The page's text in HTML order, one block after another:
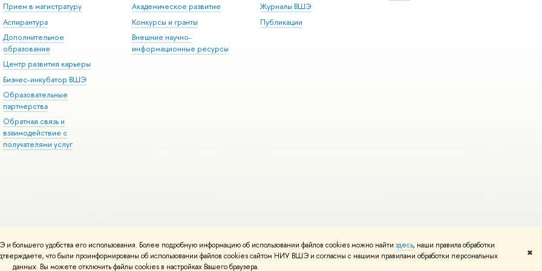
удобства его использования. Более подробную информацию об использовании файлов cookies можно найти здесь, наши правила обработки
что были проинформированы об использовании файлов cookies сайтом НИУ ВШЭ и согласны с нашими правилами обработки персональных
данных. Вы можете отключить файлы cookies в настройках Вашего браузера.
✖
Прием в магистратуру
Аспирантура
Дополнительное
образование
Центр развития карьеры
Бизнес-инкубатор ВШЭ
Образовательные
партнерства
Обратная связь и
взаимодействие с
получателями услуг
Академическое развитие
Конкурсы и гранты
Внешние научно-
информационные ресурсы
Журналы ВШЭ
Публикации
Редактору
Условия использования материалов Политика конфиденциальности Карта сайта
вШколе дизайна НИУ ВШЭ